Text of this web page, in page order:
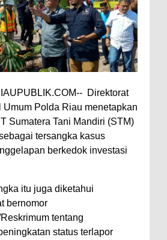
Direktorat
Umum Polda Riau menetapkan
Sumatera Tani Mandiri (STM)
tersangka kasus
berkedok investasi
itu juga diketahui
bernomor
tentang
status terlapor